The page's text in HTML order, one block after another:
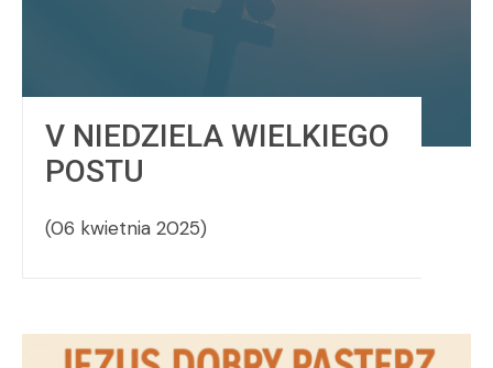
V NIEDZIELA WIELKIEGO
POSTU
(06 kwietnia 2025)